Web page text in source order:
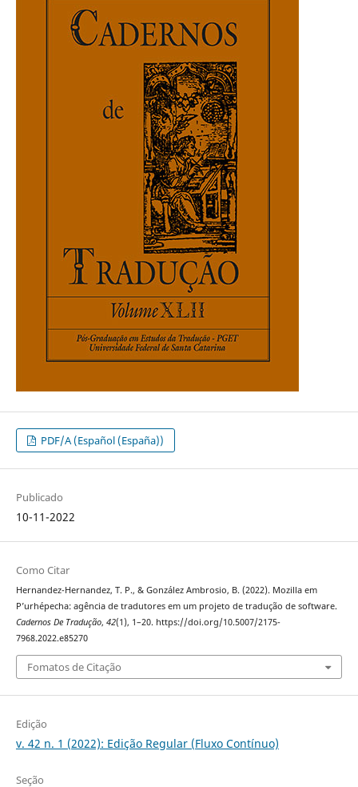
PDF/A (Español (España))
Publicado
10-11-2022
Como Citar
Hernandez-Hernandez, T. P., & González Ambrosio, B. (2022). Mozilla em
P’urhépecha: agência de tradutores em um projeto de tradução de software.
Cadernos De Tradução, 42(1), 1–20. https://doi.org/10.5007/2175-
7968.2022.e85270
Fomatos de Citação
Edição
v. 42 n. 1 (2022): Edição Regular (Fluxo Contínuo)
Seção